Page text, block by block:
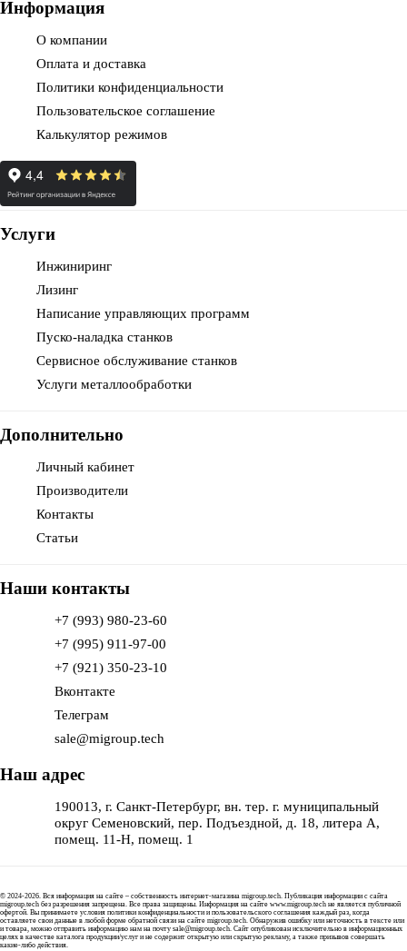
Информация
О компании
Оплата и доставка
Политики конфиденциальности
Пользовательское соглашение
Калькулятор режимов
Услуги
Инжиниринг
Лизинг
Написание управляющих программ
Пуско-наладка станков
Сервисное обслуживание станков
Услуги металлообработки
Дополнительно
Личный кабинет
Производители
Контакты
Статьи
Наши контакты
+7 (993) 980-23-60
+7 (995) 911-97-00
+7 (921) 350-23-10
Вконтакте
Телеграм
sale@migroup.tech
Наш адрес
190013, г. Санкт-Петербург, вн. тер. г. муниципальный
округ Семеновский, пер. Подъездной, д. 18, литера А,
помещ. 11-Н, помещ. 1
© 2024-2026. Вся информация на сайте – собственность интернет-магазина migroup.tech. Публикация информации с сайта
migroup.tech без разрешения запрещена. Все права защищены. Информация на сайте www.migroup.tech не является публичной
офертой. Вы принимаете условия политики конфиденциальности и пользовательского соглашения каждый раз, когда
оставляете свои данные в любой форме обратной связи на сайте migroup.tech. Обнаружив ошибку или неточность в тексте или
и товара, можно отправить информацию нам на почту sale@migroup.tech. Сайт опубликован исключительно в информационных
целях в качестве каталога продукции/услуг и не содержит открытую или скрытую рекламу, а также призывов совершать
какие-либо действия.